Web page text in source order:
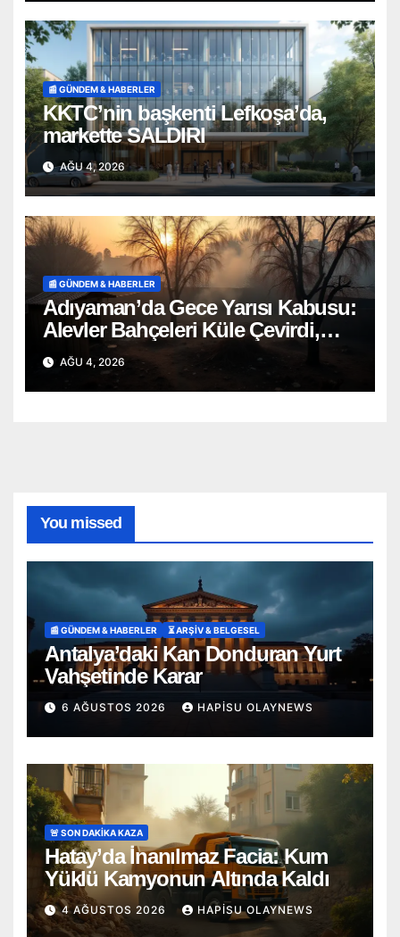
📰 GÜNDEM & HABERLER
KKTC’nin başkenti Lefkoşa’da,
markette SALDIRI
AĞU 4, 2026
📰 GÜNDEM & HABERLER
Adıyaman’da Gece Yarısı Kabusu:
Alevler Bahçeleri Küle Çevirdi,
Onlarca Can Telef Oldu!
AĞU 4, 2026
You missed
📰 GÜNDEM & HABERLER ⏳ ARŞİV & BELGESEL
Antalya’daki Kan Donduran Yurt
Vahşetinde Karar
6 AĞUSTOS 2026 HAPISU OLAYNEWS
🚨 SON DAKİKA KAZA
Hatay’da İnanılmaz Facia: Kum
Yüklü Kamyonun Altında Kaldı
4 AĞUSTOS 2026 HAPISU OLAYNEWS